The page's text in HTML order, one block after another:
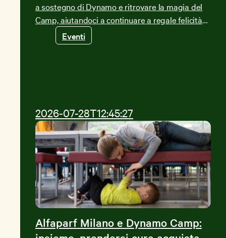
a sostegno di Dynamo e ritrovare la magia del
Camp, aiutandoci a continuare a regale felicità
alle nostre famiglie!
Eventi
2026-07-28T12:45:27
Alfaparf Milano e Dynamo Camp: